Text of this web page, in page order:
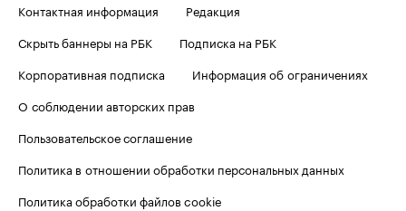
Контактная информация
Редакция
Скрыть баннеры на РБК
Подписка на РБК
Корпоративная подписка
Информация об ограничениях
О соблюдении авторских прав
Пользовательское соглашение
Политика в отношении обработки персональных данных
Политика обработки файлов cookie